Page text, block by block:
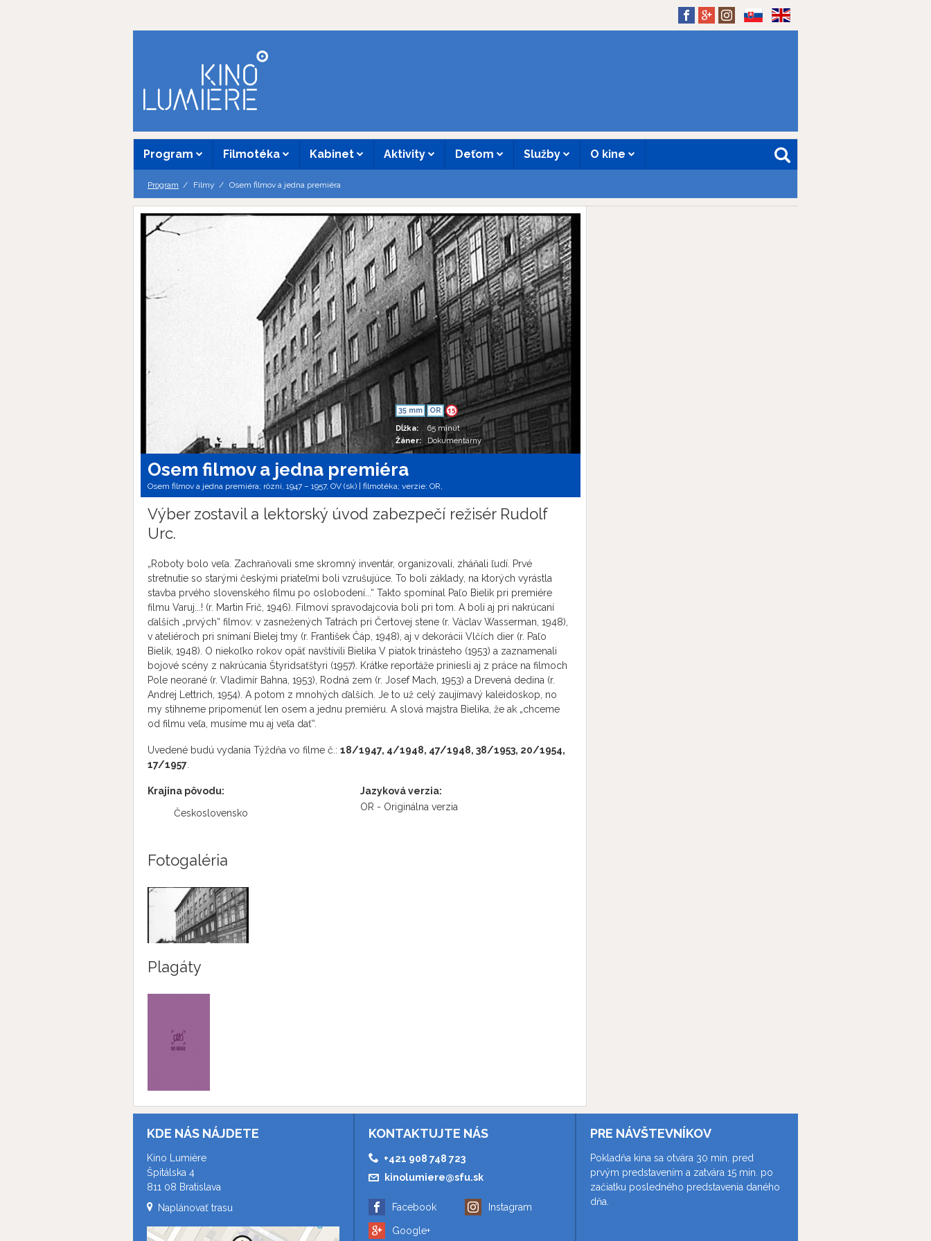
Program Filmotéka Kabinet Aktivity Deťom Služby O kine
Program Filmy Osem filmov a jedna premiéra
35 mm OR 15
Dĺžka:
65 minút
Žáner:
Dokumentárny
Osem filmov a jedna premiéra
Osem filmov a jedna premiéra; rôzni, 1947 – 1957, OV (sk) | filmotéka; verzie: OR,
Výber zostavil a lektorský úvod zabezpečí režisér Rudolf
Urc.
„Roboty bolo veľa. Zachraňovali sme skromný inventár, organizovali, zháňali ľudí. Prvé
stretnutie so starými českými priateľmi boli vzrušujúce. To boli základy, na ktorých vyrástla
stavba prvého slovenského filmu po oslobodení...“ Takto spomínal Paľo Bielik pri premiére
filmu Varuj...! (r. Martin Frič, 1946). Filmoví spravodajcovia boli pri tom. A boli aj pri nakrúcaní
ďalších „prvých“ filmov: v zasnežených Tatrách pri Čertovej stene (r. Václav Wasserman, 1948),
v ateliéroch pri snímaní Bielej tmy (r. František Čáp, 1948), aj v dekorácii Vlčích dier (r. Paľo
Bielik, 1948). O niekoľko rokov opäť navštívili Bielika V piatok trinásteho (1953) a zaznamenali
bojové scény z nakrúcania Štyridsaťštyri (1957). Krátke reportáže priniesli aj z práce na filmoch
Pole neorané (r. Vladimír Bahna, 1953), Rodná zem (r. Josef Mach, 1953) a Drevená dedina (r.
Andrej Lettrich, 1954). A potom z mnohých ďalších. Je to už celý zaujímavý kaleidoskop, no
my stihneme pripomenúť len osem a jednu premiéru. A slová majstra Bielika, že ak „chceme
od filmu veľa, musíme mu aj veľa dať“.
Uvedené budú vydania Týždňa vo filme č.: 18/1947, 4/1948, 47/1948, 38/1953, 20/1954,
17/1957
Krajina pôvodu:
Československo
Jazyková verzia:
OR - Originálna verzia
Fotogaléria
Plagáty
KDE NÁS NÁJDETE
Kino Lumière
Špitálska 4
811 08 Bratislava
Naplánovať trasu
KONTAKTUJTE NÁS
+421 908 748 723
kinolumiere@sfu.sk
Facebook
Google+
Instagram
PRE NÁVŠTEVNÍKOV
Pokladňa kina sa otvára 30 min. pred
prvým predstavením a zatvára 15 min. po
začiatku posledného predstavenia daného
dňa.